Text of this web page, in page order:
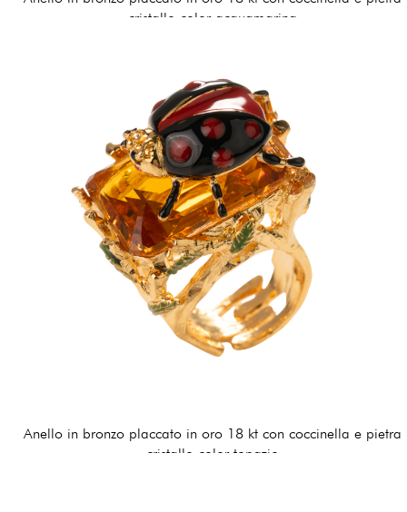
cristallo color acquamarina
Anello in bronzo placcato in oro 18 kt con coccinella e pietra
cristallo color topazio